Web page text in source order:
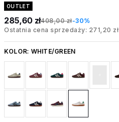
OUTLET
285,60 zł408,00 zł-30%
Ostatnia cena sprzedaży: 271,20 zł
KOLOR: WHITE/GREEN